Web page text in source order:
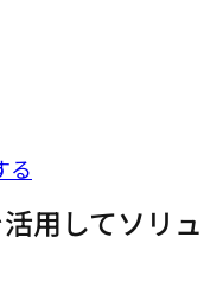
る
用してソリュ